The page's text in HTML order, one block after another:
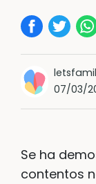
07/03/
Se ha
contentos